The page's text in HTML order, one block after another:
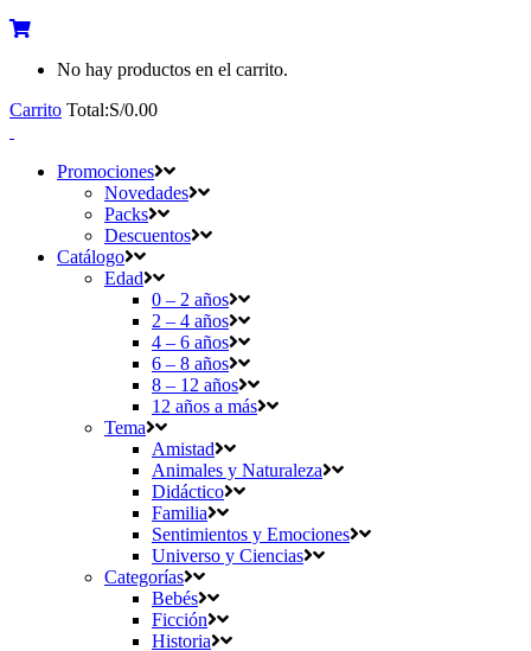
No hay productos en el carrito.
Carrito Total:S/0.00
Promociones
Novedades
Packs
Descuentos
Catálogo
Edad
0 – 2 años
2 – 4 años
4 – 6 años
6 – 8 años
8 – 12 años
12 años a más
Tema
Amistad
Animales y Naturaleza
Didáctico
Familia
Sentimientos y Emociones
Universo y Ciencias
Categorías
Bebés
Ficción
Historia